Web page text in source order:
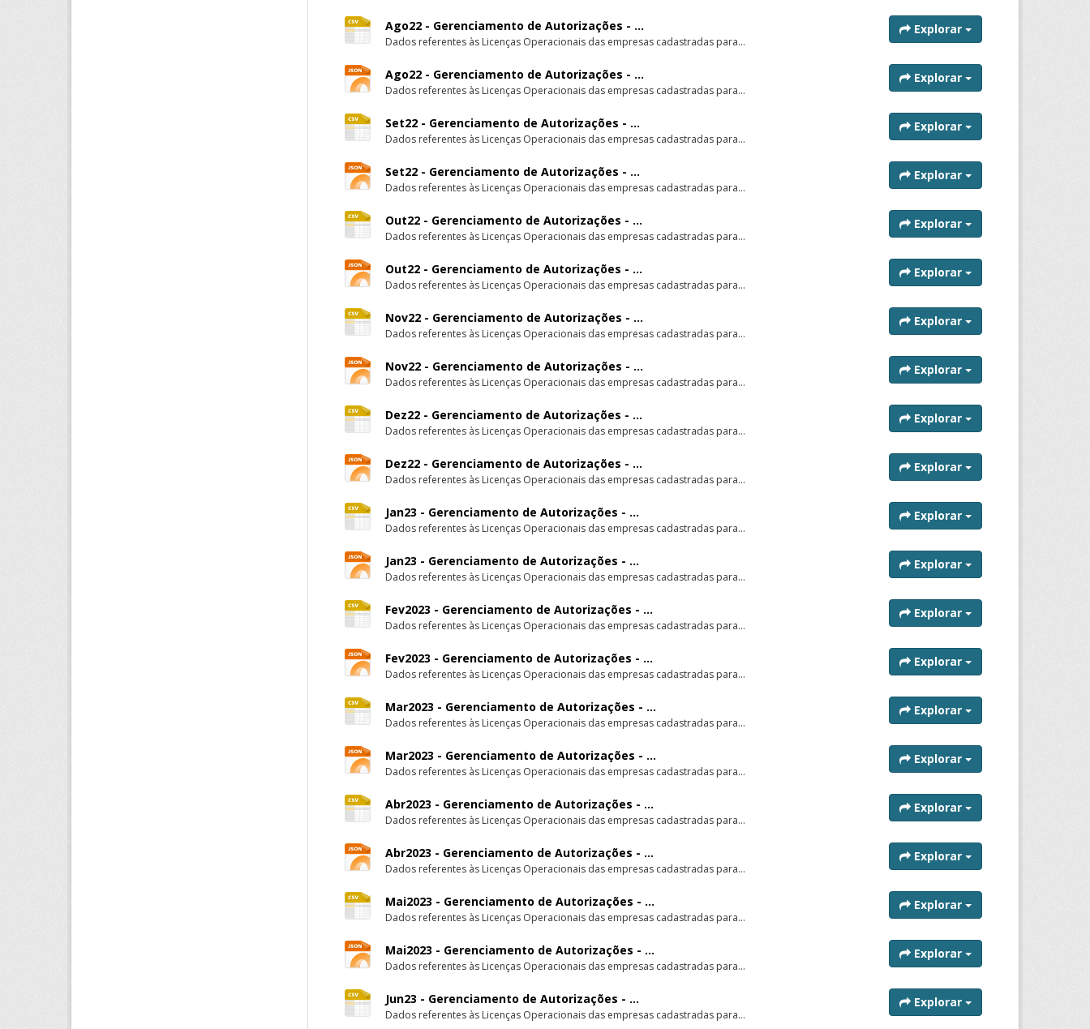
Ago22 - Gerenciamento de Autorizações - ...
Dados referentes às Licenças Operacionais das empresas cadastradas para...
Explorar
Ago22 - Gerenciamento de Autorizações - ...
Dados referentes às Licenças Operacionais das empresas cadastradas para...
Explorar
Set22 - Gerenciamento de Autorizações - ...
Dados referentes às Licenças Operacionais das empresas cadastradas para...
Explorar
Set22 - Gerenciamento de Autorizações - ...
Dados referentes às Licenças Operacionais das empresas cadastradas para...
Explorar
Out22 - Gerenciamento de Autorizações - ...
Dados referentes às Licenças Operacionais das empresas cadastradas para...
Explorar
Out22 - Gerenciamento de Autorizações - ...
Dados referentes às Licenças Operacionais das empresas cadastradas para...
Explorar
Nov22 - Gerenciamento de Autorizações - ...
Dados referentes às Licenças Operacionais das empresas cadastradas para...
Explorar
Nov22 - Gerenciamento de Autorizações - ...
Dados referentes às Licenças Operacionais das empresas cadastradas para...
Explorar
Dez22 - Gerenciamento de Autorizações - ...
Dados referentes às Licenças Operacionais das empresas cadastradas para...
Explorar
Dez22 - Gerenciamento de Autorizações - ...
Dados referentes às Licenças Operacionais das empresas cadastradas para...
Explorar
Jan23 - Gerenciamento de Autorizações - ...
Dados referentes às Licenças Operacionais das empresas cadastradas para...
Explorar
Jan23 - Gerenciamento de Autorizações - ...
Dados referentes às Licenças Operacionais das empresas cadastradas para...
Explorar
Fev2023 - Gerenciamento de Autorizações - ...
Dados referentes às Licenças Operacionais das empresas cadastradas para...
Explorar
Fev2023 - Gerenciamento de Autorizações - ...
Dados referentes às Licenças Operacionais das empresas cadastradas para...
Explorar
Mar2023 - Gerenciamento de Autorizações - ...
Dados referentes às Licenças Operacionais das empresas cadastradas para...
Explorar
Mar2023 - Gerenciamento de Autorizações - ...
Dados referentes às Licenças Operacionais das empresas cadastradas para...
Explorar
Abr2023 - Gerenciamento de Autorizações - ...
Dados referentes às Licenças Operacionais das empresas cadastradas para...
Explorar
Abr2023 - Gerenciamento de Autorizações - ...
Dados referentes às Licenças Operacionais das empresas cadastradas para...
Explorar
Mai2023 - Gerenciamento de Autorizações - ...
Dados referentes às Licenças Operacionais das empresas cadastradas para...
Explorar
Mai2023 - Gerenciamento de Autorizações - ...
Dados referentes às Licenças Operacionais das empresas cadastradas para...
Explorar
Jun23 - Gerenciamento de Autorizações - ...
Dados referentes às Licenças Operacionais das empresas cadastradas para...
Explorar